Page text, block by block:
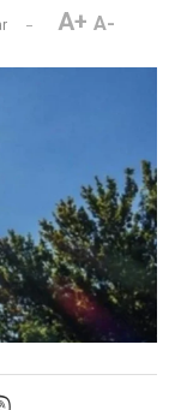
A+ A-